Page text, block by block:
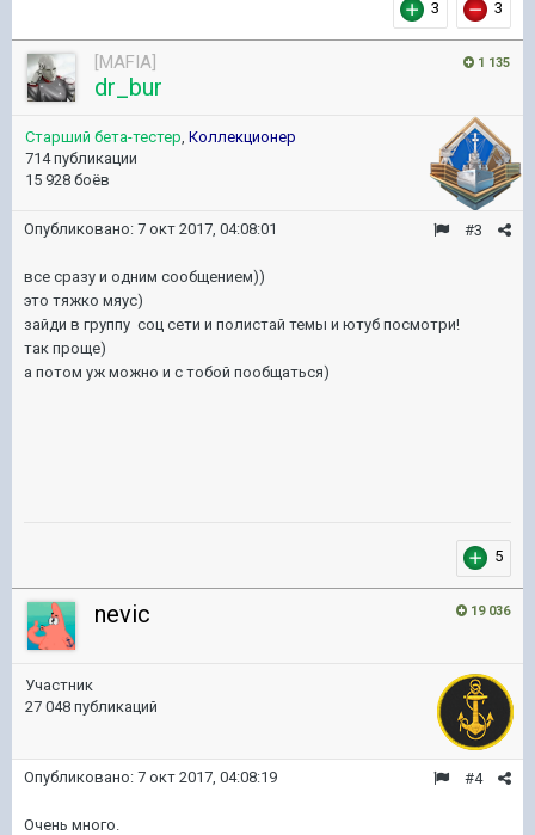
3 3
1 135
[MAFIA]
dr_bur
Старший бета-тестер, Коллекционер
714 публикации
15 928 боёв
#3
Опубликовано: 7 окт 2017, 04:08:01
все сразу и одним сообщением))
это тяжко мяус)
зайди в группу соц сети и полистай темы и ютуб посмотри!
так проще)
а потом уж можно и с тобой пообщаться)
5
19 036
nevic
Участник
27 048 публикаций
#4
Опубликовано: 7 окт 2017, 04:08:19
Очень много.